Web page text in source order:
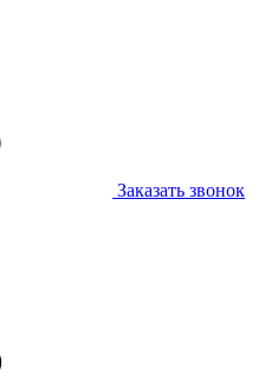
Заказать звонок